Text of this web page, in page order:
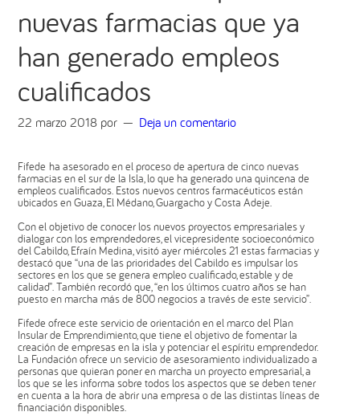
nuevas farmacias que ya
han generado empleos
cualificados
22 marzo 2018 por Deja un comentario
Fifede ha asesorado en el proceso de apertura de cinco nuevas
farmacias en el sur de la Isla, lo que ha generado una quincena de
empleos cualificados. Estos nuevos centros farmacéuticos están
ubicados en Guaza, El Médano, Guargacho y Costa Adeje.
Con el objetivo de conocer los nuevos proyectos empresariales y
dialogar con los emprendedores, el vicepresidente socioeconómico
del Cabildo, Efraín Medina, visitó ayer miércoles 21 estas farmacias y
destacó que “una de las prioridades del Cabildo es impulsar los
sectores en los que se genera empleo cualificado, estable y de
calidad”. También recordó que, “en los últimos cuatro años se han
puesto en marcha más de 800 negocios a través de este servicio”.
Fifede ofrece este servicio de orientación en el marco del Plan
Insular de Emprendimiento, que tiene el objetivo de fomentar la
creación de empresas en la isla y potenciar el espíritu emprendedor.
La Fundación ofrece un servicio de asesoramiento individualizado a
personas que quieran poner en marcha un proyecto empresarial, a
los que se les informa sobre todos los aspectos que se deben tener
en cuenta a la hora de abrir una empresa o de las distintas líneas de
financiación disponibles.